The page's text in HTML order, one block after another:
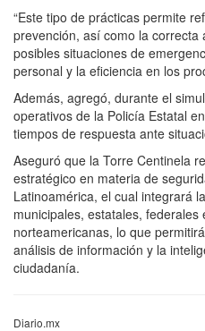
“Este tipo de prácticas permite
prevención, así como la
posibles situaciones de
personal y la eficiencia en los
Además, agregó, durante el
operativos de la Policía Estatal
tiempos de respuesta ante
Aseguró que la Torre Centinela
estratégico en materia de
Latinoamérica, el cual integrará
municipales, estatales, federales
norteamericanas, lo que
análisis de información y la
ciudadanía.
Diario.mx